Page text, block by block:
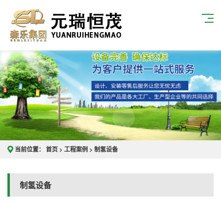
当前位置： 首页 > 工程案例 > 制氢设备
制氢设备